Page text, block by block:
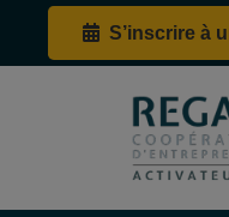
S’inscrire à